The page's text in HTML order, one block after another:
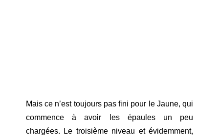
Mais ce n’est toujours pas fini pour le Jaune, qui
commence à avoir les épaules un peu
chargées. Le troisième niveau et évidemment,